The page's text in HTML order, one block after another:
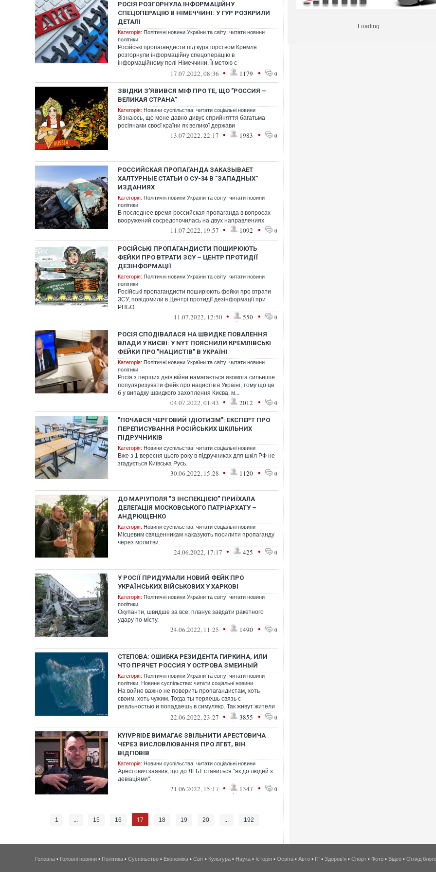
РОСІЯ РОЗГОРНУЛА ІНФОРМАЦІЙНУ
СПЕЦОПЕРАЦІЮ В НІМЕЧЧИНІ: У ГУР РОЗКРИЛИ
ДЕТАЛІ
Категорія: Політичні новини України та світу: читати новини
політики
Російські пропагандисти під кураторством Кремля
розгорнули інформаційну спецоперацію в
інформаційному полі Німеччини. Її метою є
дискредитація президе...17.07.2022, 08:36 • 1179 • 0
ЗВІДКИ З’ЯВИВСЯ МІФ ПРО ТЕ, ЩО "РОССИЯ –
ВЕЛИКАЯ СТРАНА"
Категорія: Новини суспільства: читати соціальні новини
Зізнаюсь, що мене давно дивує сприйняття багатьма
росіянами своєї країни як великої держави
13.07.2022, 22:17 • 1983 • 0
РОССИЙСКАЯ ПРОПАГАНДА ЗАКАЗЫВАЕТ
ХАЛТУРНЫЕ СТАТЬИ О СУ-34 В "ЗАПАДНЫХ"
ИЗДАНИЯХ
Категорія: Політичні новини України та світу: читати новини
політики
В последнее время российская пропаганда в вопросах
вооружений сосредоточилась на двух направлениях.
11.07.2022, 19:57 • 1092 • 0
РОСІЙСЬКІ ПРОПАГАНДИСТИ ПОШИРЮЮТЬ
ФЕЙКИ ПРО ВТРАТИ ЗСУ – ЦЕНТР ПРОТИДІЇ
ДЕЗІНФОРМАЦІЇ
Категорія: Політичні новини України та світу: читати новини
політики
Російські пропагандисти поширюють фейки про втрати
ЗСУ, повідомили в Центрі протидії дезінформації при
РНБО.
11.07.2022, 12:50 • 550 • 0
РОСІЯ СПОДІВАЛАСЯ НА ШВИДКЕ ПОВАЛЕННЯ
ВЛАДИ У КИЄВІ: У NYT ПОЯСНИЛИ КРЕМЛІВСЬКІ
ФЕЙКИ ПРО "НАЦИСТІВ" В УКРАЇНІ
Категорія: Політичні новини України та світу: читати новини
політики
Росія з перших днів війни намагається якомога сильніше
популяризувати фейк про нацистів в Україні, тому що це
б у випадку швидкого захоплення Києва, м...
04.07.2022, 01:43 • 2012 • 0
"ПОЧАВСЯ ЧЕРГОВИЙ ІДІОТИЗМ": ЕКСПЕРТ ПРО
ПЕРЕПИСУВАННЯ РОСІЙСЬКИХ ШКІЛЬНИХ
ПІДРУЧНИКІВ
Категорія: Новини суспільства: читати соціальні новини
Вже з 1 вересня цього року в підручниках для шкіл РФ не
згадується Київська Русь.
30.06.2022, 15:28 • 1120 • 0
ДО МАРІУПОЛЯ "З ІНСПЕКЦІЄЮ" ПРИЇХАЛА
ДЕЛЕГАЦІЯ МОСКОВСЬКОГО ПАТРІАРХАТУ –
АНДРЮЩЕНКО
Категорія: Новини суспільства: читати соціальні новини
Місцевим священникам наказують посилити пропаганду
через молитви.
24.06.2022, 17:17 • 425 • 0
У РОСІЇ ПРИДУМАЛИ НОВИЙ ФЕЙК ПРО
УКРАЇНСЬКИХ ВІЙСЬКОВИХ У ХАРКОВІ
Категорія: Політичні новини України та світу: читати новини
політики
Окупанти, швидше за все, планує завдати ракетного
удару по місту.
24.06.2022, 11:25 • 1490 • 0
СТЕПОВА: ОШИБКА РЕЗИДЕНТА ГИРКИНА, ИЛИ
ЧТО ПРЯЧЕТ РОССИЯ У ОСТРОВА ЗМЕИНЫЙ
Категорія: Політичні новини України та світу: читати новини
політики Новини суспільства: читати соціальні новини
На войне важно не поверить пропагандистам, хоть
своим, хоть чужим. Тогда ты теряешь связь с
реальностью и попадаешь в симулякр. Так живут жители
22.06.2022, 23:27 • 3855 • 0
KYIVPRIDE ВИМАГАЄ ЗВІЛЬНИТИ АРЕСТОВИЧА
ЧЕРЕЗ ВИСЛОВЛЮВАННЯ ПРО ЛГБТ, ВІН
ВІДПОВІВ
Категорія: Новини суспільства: читати соціальні новини
Арестович заявив, що до ЛГБТ ставиться "як до людей з
девіаціями".
21.06.2022, 15:17 • 1347 • 0
1 ... 15 16 17 18 19 20 ... 192
Loading...
Українські надзвичайники
під час ліквідації
Неймар влаштував
Головна • Головні новини • Політика • Суспільство • Економіка • Світ • Культура • Наука • Історія • Освіта • Авто • IT • Здоров'я • Спорт • Фото • Відео • Огляд